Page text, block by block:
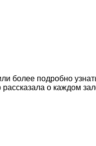
более подробно
о каждом